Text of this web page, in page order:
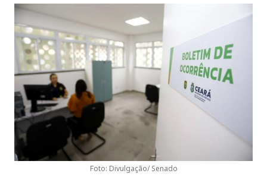
Foto: Divulgação/ Senado